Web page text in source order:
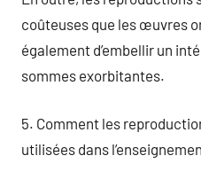
coûteuses que les œuvres
également d’embellir un
sommes exorbitantes.
5. Comment les
utilisées dans